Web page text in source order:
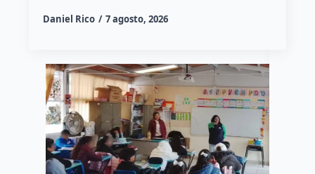
Daniel Rico 7 agosto, 2026